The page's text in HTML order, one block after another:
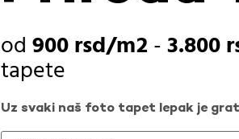
900rsd -3.800
tapete
Uz svaki naš foto tapet lepak je